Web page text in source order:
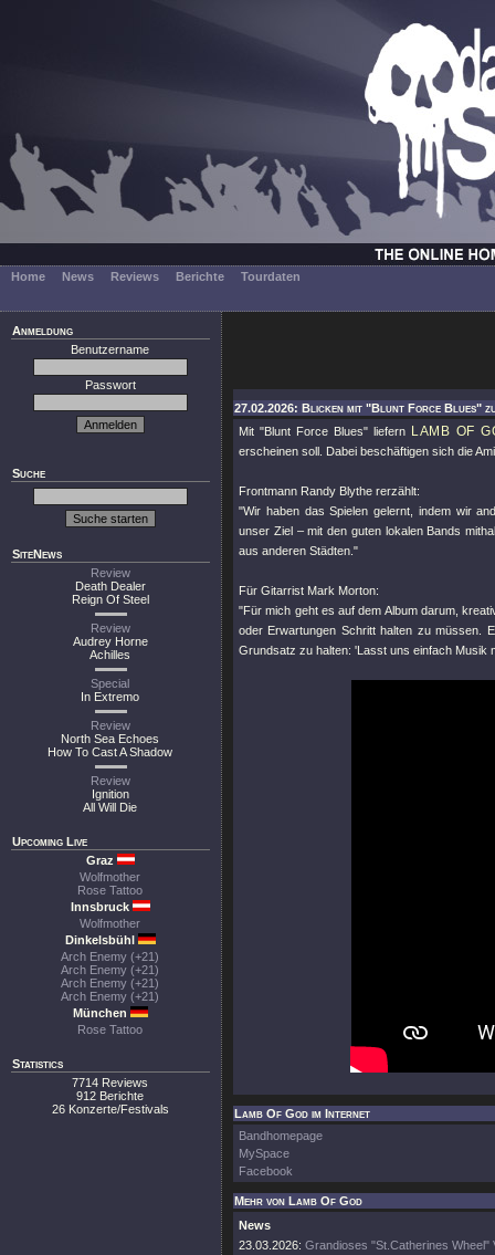
Home News Reviews Berichte Tourdaten
Anmeldung
Benutzername
Passwort
Suche
SiteNews
Review
Death Dealer
Reign Of Steel
Review
Audrey Horne
Achilles
Special
In Extremo
Review
North Sea Echoes
How To Cast A Shadow
Review
Ignition
All Will Die
Upcoming Live
Graz
Wolfmother
Rose Tattoo
Innsbruck
Wolfmother
Dinkelsbühl
Arch Enemy (+21)
Arch Enemy (+21)
Arch Enemy (+21)
Arch Enemy (+21)
München
Rose Tattoo
Statistics
7714 Reviews
912 Berichte
26 Konzerte/Festivals
27.02.2026: Blicken mit "Blunt Force Blues"
Mit"Blunt Force Blues" liefern LAMB OF
erscheinen soll. Dabei beschäftigen sich die
Frontmann Randy Blythe rerzählt:
"Wir haben das Spielen gelernt, indem wir
unser Ziel – mit den guten lokalen Bands
aus anderen Städten."
Für Gitarrist Mark Morton:
"Für mich geht es auf dem Album darum,
oder Erwartungen Schritt halten zu müssen.
Grundsatz zu halten: 'Lasst uns einfach Musik
Lamb Of God im Internet
Bandhomepage
MySpace
Facebook
Mehr von Lamb Of God
News
23.03.2026: Grandioses "St.Catherines Wheel"